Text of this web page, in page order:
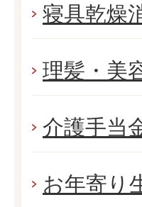
寝具乾燥
理髪・美
介護手当
お年寄り